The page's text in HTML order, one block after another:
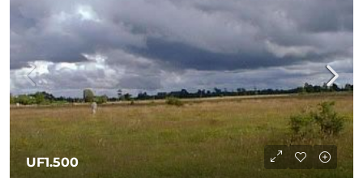
UF1.500